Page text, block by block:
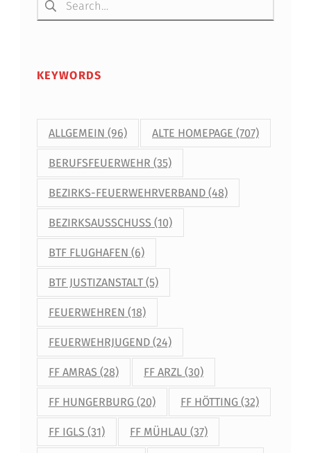
L
R
A
G
D
E
B
F
KEYWORDS
ALLGEMEIN (96) ALTE HOMEPAGE (707)
BERUFSFEUERWEHR (35)
BEZIRKS-FEUERWEHRVERBAND(48)
BEZIRKSAUSSCHUSS (10)
BTF FLUGHAFEN (6)
BTF JUSTIZANSTALT(5)
FEUERWEHREN (18)
FEUERWEHRJUGEND(24)
FF AMRAS (28) FF ARZL (30)
FF HUNGERBURG(20) FF HÖTTING (32)
FF IGLS (31) FF MÜHLAU (37)